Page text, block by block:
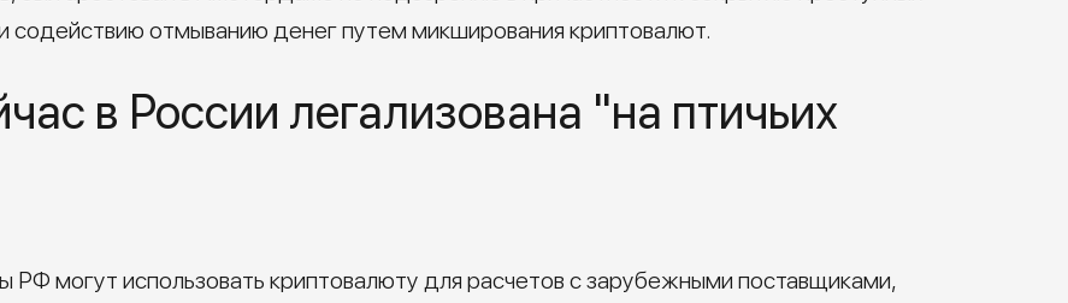
содействию отмыванию денег путем микширования криптовалют.
в России легализована "на птичьих
РФ могут использовать криптовалюту для расчетов с зарубежными поставщиками,